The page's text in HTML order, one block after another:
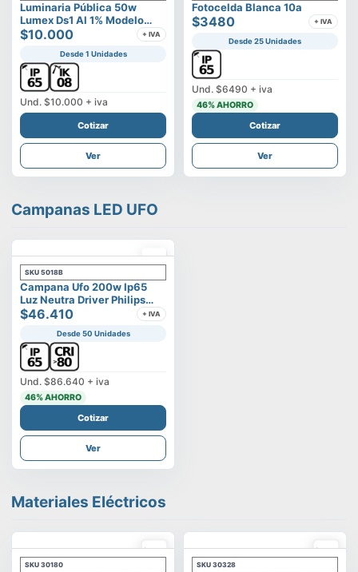
Luminaria Pública 50w
Lumex Ds1 Al 1% Modelo
Vega
$10.000 + IVA
Desde 1 Unidades
Und. $10.000 + iva
Cotizar
Ver
Fotocelda Blanca 10a
$3480 + IVA
Desde 25 Unidades
Und. $6490 + iva
46% AHORRO
Cotizar
Ver
Campanas LED UFO
SKU 5018B
Campana Ufo 200w Ip65
Luz Neutra Driver Philips
Modelo Eltanin
$46.410 + IVA
Desde 50 Unidades
Und. $86.640 + iva
46% AHORRO
Cotizar
Ver
Materiales Eléctricos
SKU 30180 SKU 30328